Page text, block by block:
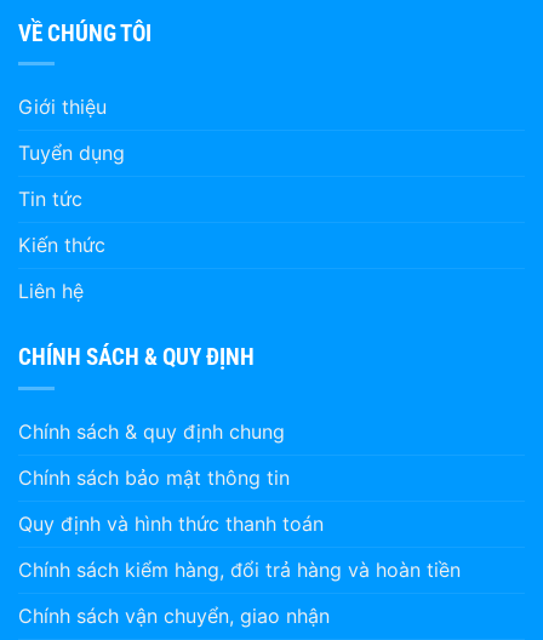
VỀ CHÚNG TÔI
Giới thiệu
Tuyển dụng
Tin tức
Kiến thức
Liên hệ
CHÍNH SÁCH & QUY ĐỊNH
Chính sách & quy định chung
Chính sách bảo mật thông tin
Quy định và hình thức thanh toán
Chính sách kiểm hàng, đổi trả hàng và hoàn tiền
Chính sách vận chuyển, giao nhận